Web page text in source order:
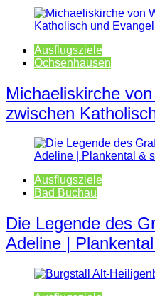
Ausflugsziele
Ochsenhausen
Michaeliskirche
zwischen
Ausflugsziele
Bad Buchau
Die Legende des
Adeline |